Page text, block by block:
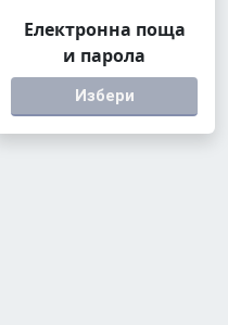
Електронна поща
и парола
Избери